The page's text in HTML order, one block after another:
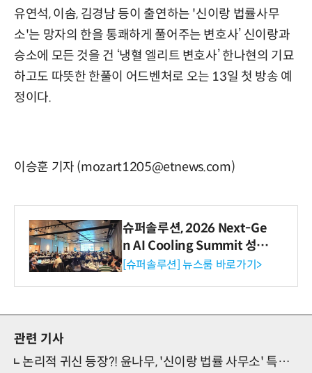
유연석, 이솜, 김경남 등이 출연하는 '신이랑 법률사무
소'는 망자의 한을 통쾌하게 풀어주는 변호사’ 신이랑과
승소에 모든 것을 건 ‘냉혈 엘리트 변호사’ 한나현의 기묘
하고도 따뜻한 한풀이 어드벤처로 오는 13일 첫 방송 예
정이다.
이승훈 기자 (mozart1205@etnews.com)
슈퍼솔루션, 2026 Next-Ge
n AI Cooling Summit 성황
리 성료
[슈퍼솔루션] 뉴스룸 바로가기>
관련 기사
논리적 귀신 등장?! 윤나무, '신이랑 법률 사무소' 특별 출연